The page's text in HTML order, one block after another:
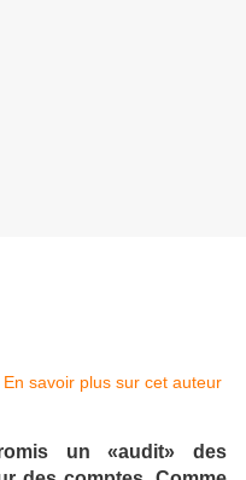
En savoir plus sur cet auteur
un «audit» des